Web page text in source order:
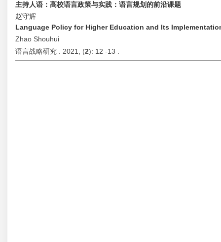
主持人语：高校语言政策与实践：语言规划的前沿课题
赵守辉
Language Policy for Higher Education and Its
Zhao Shouhui
语言战略研究 . 2021, (2): 12 -13 .